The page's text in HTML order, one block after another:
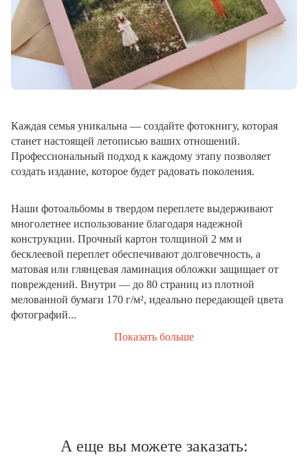
Каждая семья уникальна — создайте фотокнигу, которая
станет настоящей летописью ваших отношений.
Профессиональный подход к каждому этапу позволяет
создать издание, которое будет радовать поколения.
Наши фотоальбомы в твердом переплете выдерживают
многолетнее использование благодаря надежной
конструкции. Прочный картон толщиной 2 мм и
бесклеевой переплет обеспечивают долговечность, а
матовая или глянцевая ламинация обложки защищает от
повреждений. Внутри — до 80 страниц из плотной
мелованной бумаги 170 г/м², идеально передающей цвета
фотографий...
Показать больше
А еще вы можете заказать: